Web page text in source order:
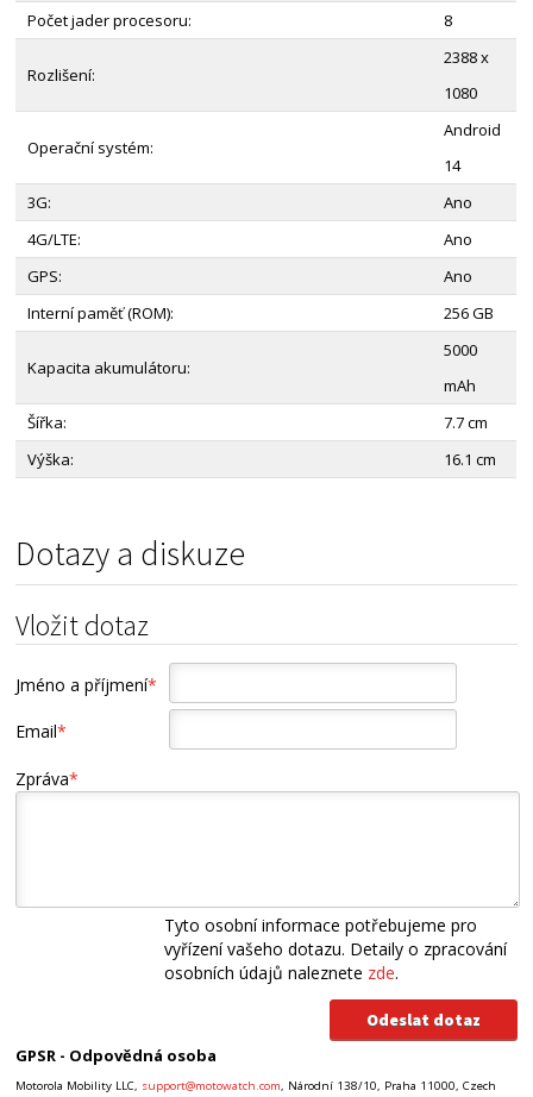
Počet jader procesoru:
8
Rozlišení:
2388 x
1080
Operační systém:
Android
14
3G:
Ano
4G/LTE:
Ano
GPS:
Ano
Interní paměť (ROM):
256 GB
Kapacita akumulátoru:
5000
mAh
Šířka:
7.7 cm
Výška:
16.1 cm
Dotazy a diskuze
Vložit dotaz
Jméno a příjmení*
Email*
Zpráva*
Tyto osobní informace potřebujeme pro
vyřízení vašeho dotazu. Detaily o zpracování
osobních údajů naleznete zde.
GPSR - Odpovědná osoba
Motorola Mobility LLC, support@motowatch.com, Národní 138/10, Praha 11000, Czech